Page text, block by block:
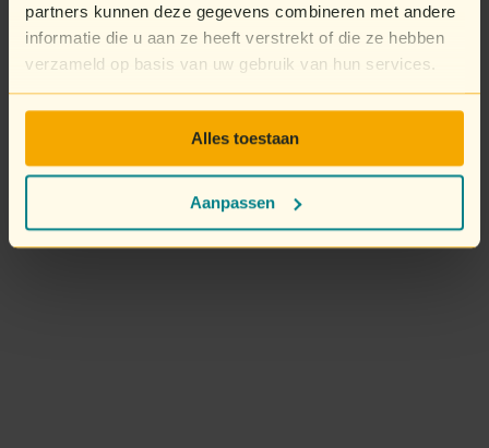
partners kunnen deze gegevens combineren met andere
informatie die u aan ze heeft verstrekt of die ze hebben
verzameld op basis van uw gebruik van hun services.
Alles toestaan
Aanpassen